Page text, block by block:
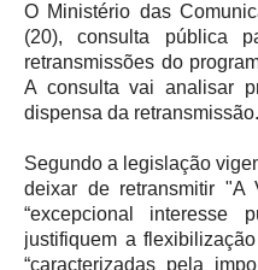
O Ministério das
(20), consulta pública
retransmissões do
A consulta vai analisar
dispensa da retransmissão.
Segundo a legislação
deixar de retransmitir
“excepcional interesse
justifiquem a
“caracterizadas pela